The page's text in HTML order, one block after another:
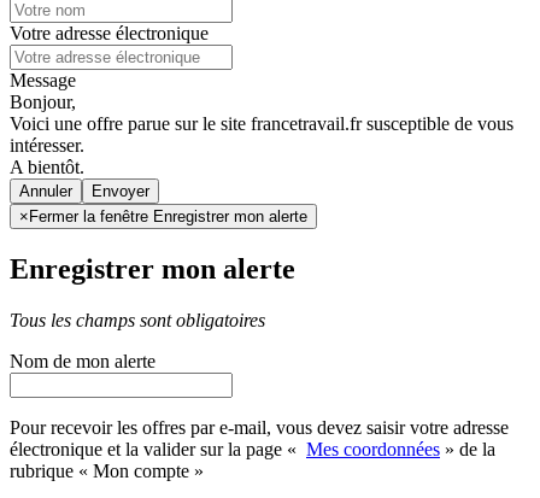
Votre adresse électronique
Message
Bonjour,
Voici une offre parue sur le site francetravail.fr susceptible de vous
intéresser.
A bientôt.
Annuler
× Fermer la fenêtre Enregistrer mon alerte
Enregistrer mon alerte
Tous les champs sont obligatoires
Nom de mon alerte
Pour recevoir les offres par e-mail, vous devez saisir votre adresse
électronique et la valider sur la page « Mes coordonnées » de la
rubrique « Mon compte »